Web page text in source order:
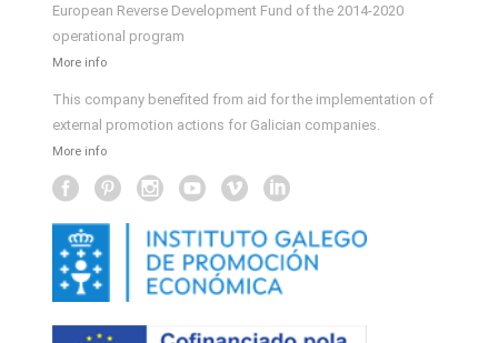
European Reverse Development Fund of the 2014-2020
operational program
More info
This company benefited from aid for the implementation of
external promotion actions for Galician companies.
More info